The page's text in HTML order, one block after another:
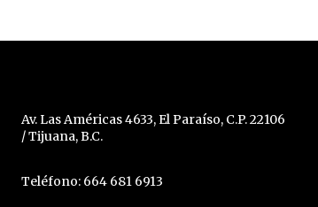
Av. Las Américas 4633, El Paraíso, C.P. 22106
/ Tijuana, B.C.
Teléfono: 664 681 6913